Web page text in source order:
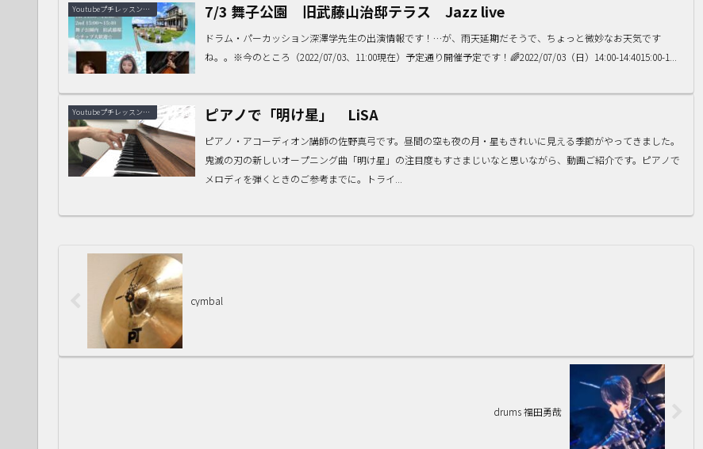
Youtubeプチレッスン動画 7/3 舞子公園 旧武藤山治邸テラス Jazz live
ドラム・パーカッション深澤学先生の出演情報です！…が、雨天延期だそうで、ちょっと微妙なお天気です
ね。。※今のところ（2022/07/03、11:00現在）予定通り開催予定です！🌈2022/07/03（日）14:00-14:4015:00-1...
Youtubeプチレッスン動画 ピアノで「明け星」 LiSA
ピアノ・アコーディオン講師の佐野真弓です。昼間の空も夜の月・星もきれいに見える季節がやってきました。
鬼滅の刃の新しいオープニング曲「明け星」の注目度もすさまじいなと思いながら、動画ご紹介です。ピアノで
メロディを弾くときのご参考までに。トライ...
cymbal
drums 福田勇哉